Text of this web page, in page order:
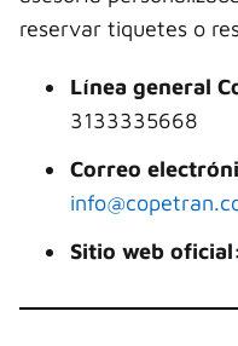
reservar tiquetes o
Línea general
3133335668
Correo
Sitio web oficial: